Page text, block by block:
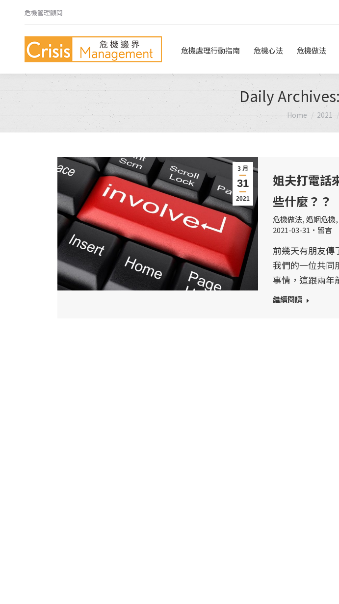
危機管理顧問
危機處理行動指南 危機心法 危機做法
Daily Archives:
You are here:
Home 2021
3 月
31
2021
姐夫打電話
些什麼？？
危機做法,婚姻危機,
2021-03-31
留言
前幾天有朋友傳
我們的一位共同
事情，這跟兩
繼續閱讀